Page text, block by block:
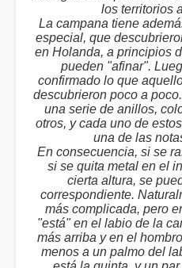
los territorios
La campana tiene
especial, que
en Holanda, a principios
pueden "afinar".
confirmado lo que
descubrieron poco a
una serie de anillos,
otros, y cada uno de
una de las
En consecuencia, si se
si se quita metal en el
cierta altura, se
correspondiente.
más complicada, pero
"está" en el labio de la
más arriba y en el
menos a un palmo del